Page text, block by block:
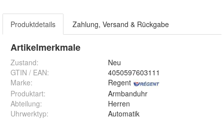
Produktdetails Zahlung, Versand & Rückgabe
Artikelmerkmale
Zustand:
Neu
GTIN / EAN:
4050597603111
Marke:
Regent
Produktart:
Armbanduhr
Abteilung:
Herren
Uhrwerktyp:
Automatik